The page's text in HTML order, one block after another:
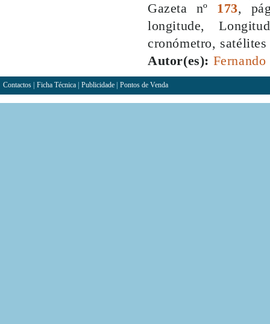
Gazeta nº 173,
longitude,
cronómetro,
Autor(es):
Contactos Ficha Técnica Publicidade Pontos de Venda